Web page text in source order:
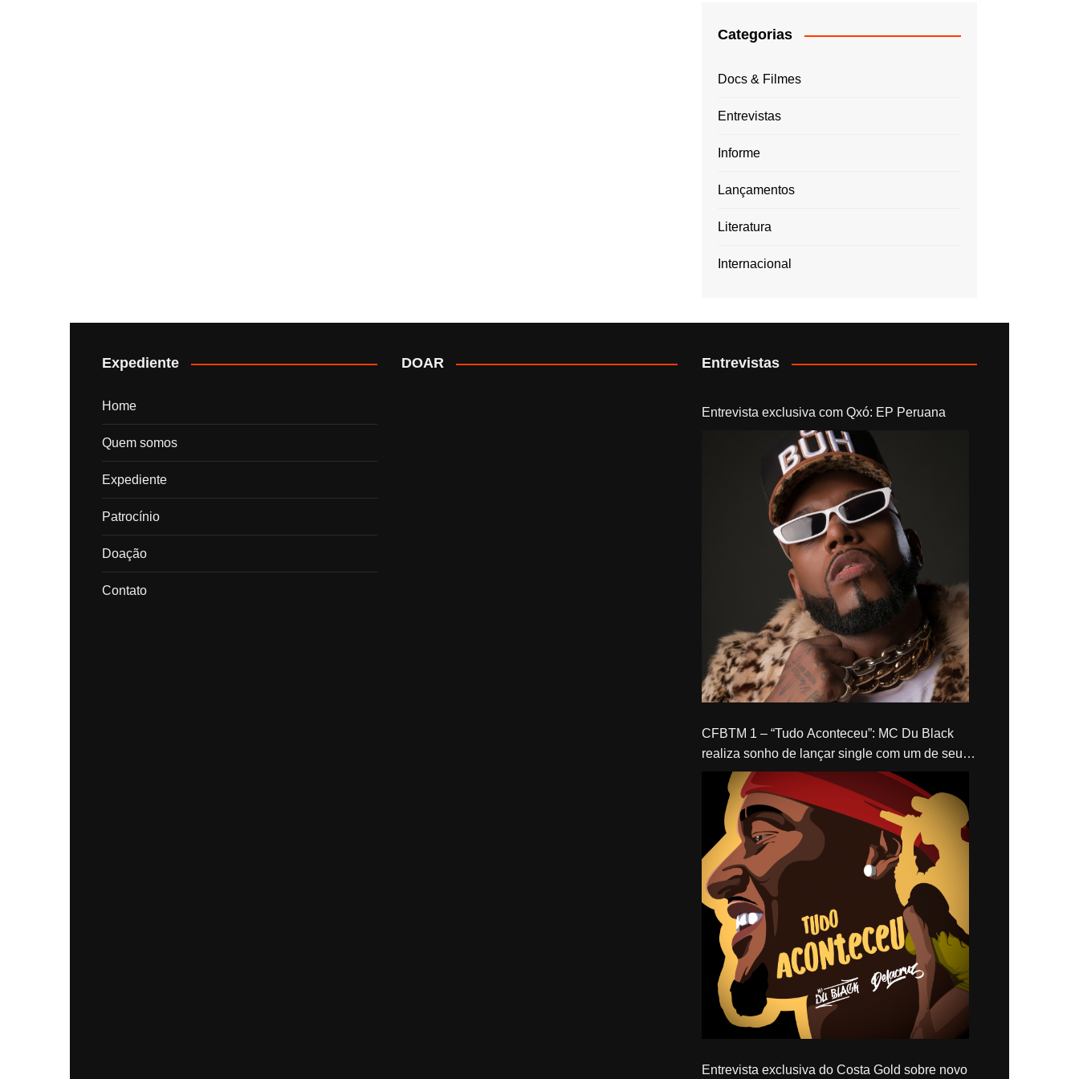
Categorias
Docs & Filmes
Entrevistas
Informe
Lançamentos
Literatura
Internacional
Expediente
Home
Quem somos
Expediente
Patrocínio
Doação
Contato
DOAR Entrevistas
Entrevista exclusiva com Qxó: EP Peruana
CFBTM 1 – “Tudo Aconteceu”: MC Du Black
realiza sonho de lançar single com um de seus
ídolos, Delacruz
Entrevista exclusiva do Costa Gold sobre novo